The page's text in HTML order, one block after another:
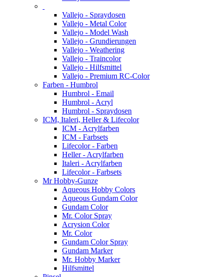
Vallejo - Spraydosen
Vallejo - Metal Color
Vallejo - Model Wash
Vallejo - Grundierungen
Vallejo - Weathering
Vallejo - Traincolor
Vallejo - Hilfsmittel
Vallejo - Premium RC-Color
Farben - Humbrol
Humbrol - Email
Humbrol - Acryl
Humbrol - Spraydosen
ICM, Italeri, Heller & Lifecolor
ICM - Acrylfarben
ICM - Farbsets
Lifecolor - Farben
Heller - Acrylfarben
Italeri - Acrylfarben
Lifecolor - Farbsets
Mr Hobby-Gunze
Aqueous Hobby Colors
Aqueous Gundam Color
Gundam Color
Mr. Color Spray
Acrysion Color
Mr. Color
Gundam Color Spray
Gundam Marker
Mr. Hobby Marker
Hilfsmittel